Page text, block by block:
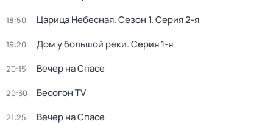
18:50 Царица Небесная. Сезон 1. Серия 2-я
19:20 Дом у большой реки. Серия 1-я
20:15 Вечер на Спасе
20:30 Бесогон TV
21:25 Вечер на Спасе